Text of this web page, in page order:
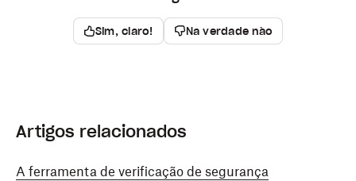
Sim, claro! Na verdade não
Artigos relacionados
A ferramenta de verificação de segurança